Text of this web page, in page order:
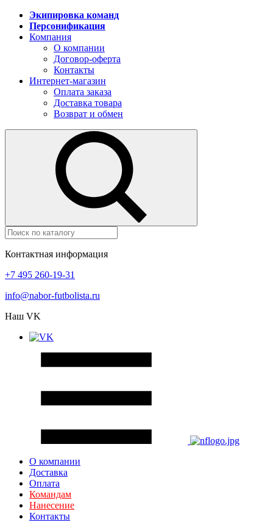
Экипировка команд
Персонификация
Компания
О компании
Договор-оферта
Контакты
Интернет-магазин
Оплата заказа
Доставка товара
Возврат и обмен
Контактная информация
+7 495 260-19-31
info@nabor-futbolista.ru
Наш VK
О компании
Доставка
Оплата
Командам
Нанесение
Контакты